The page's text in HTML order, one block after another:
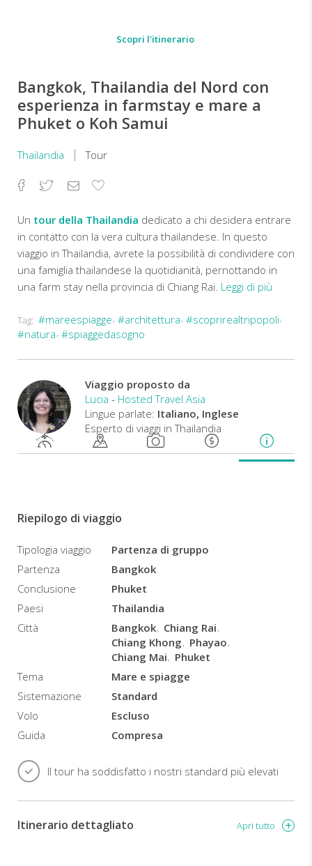
Scopri l'itinerario
Bangkok, Thailandia del Nord con
esperienza in farmstay e mare a
Phuket o Koh Samui
Thailandia Tour
Facebook
TwitterEmailAggiungi
Un tour della Thailandia dedicato a chi desidera entrare
in contatto con la vera cultura thailandese. In questo
viaggio in Thailandia, avrete la possibilità di condividere con
una famiglia thailandese la quotidianità, pernottando in
una farm stay nella provincia di Chiang Rai. Leggi di più
Il
viaggio
con
un
po'
di
relax
sulle
sud.
base
alla
stagione,
le
isole
consigliate
per
mare
sono:
Koh
Samui
durante
il
periodo
fino
31
Tag: #mareespiagge #architettura #scoprirealtripopoli
#natura #spiaggedasogno
Viaggio proposto da
Lucia - Hosted Travel Asia
Lingue parlate: Italiano, Inglese
Esperto di viaggi in Thailandia
Riepilogo di viaggio
Tipologia viaggio
Partenza di gruppo
Partenza
Bangkok
Conclusione
Phuket
Paesi
Thailandia
Città
Bangkok Chiang Rai
Chiang Khong
Phayao
Chiang Mai
Phuket
Tema
Mare e spiagge
Sistemazione
Standard
Volo
Escluso
Guida
Compresa
Il tour ha soddisfatto i nostri standard più elevati
Itinerario dettagliato Apri tutto